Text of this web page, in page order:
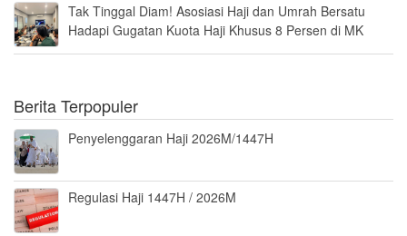
Tak Tinggal Diam! Asosiasi Haji dan Umrah Bersatu
Hadapi Gugatan Kuota Haji Khusus 8 Persen di MK
Berita Terpopuler
Penyelenggaran Haji 2026M/1447H
Regulasi Haji 1447H / 2026M